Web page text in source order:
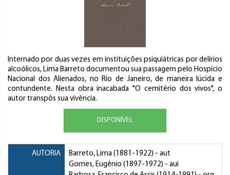
Internado por duas vezes em instituições psiquiátricas por delírios
alcoólicos, Lima Barreto documentou sua passagem pelo Hospício
Nacional dos Alienados, no Rio de Janeiro, de maneira lúcida e
contundente. Nesta obra inacabada "O cemitério dos vivos", o
autor transpôs sua vivência.
DISPONÍVEL
AUTORIA Barreto, Lima (1881-1922) - aut
Gomes, Eugênio (1897-1972) - aui